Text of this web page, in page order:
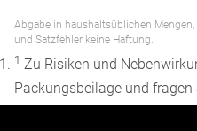
Abgabe in haushaltsüblichen
und Satzfehler keine Haftung.
1 Zu Risiken und
Packungsbeilage und fragen